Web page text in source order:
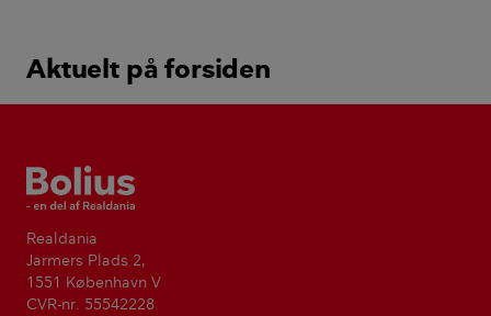
Aktuelt på forsiden
Bolius
Realdania
Jarmers Plads 2,
1551 København V
CVR-nr. 55542228